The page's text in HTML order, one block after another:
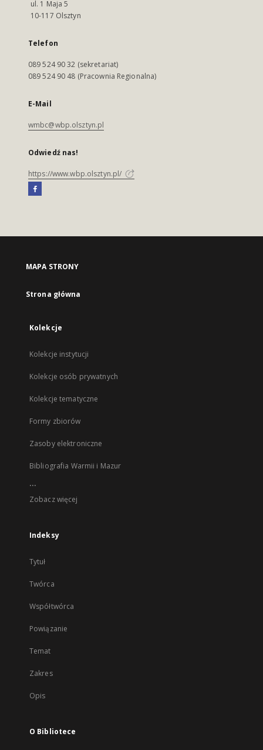
ul. 1 Maja 5
10-117 Olsztyn
Telefon
089 524 90 32 (sekretariat)
089 524 90 48 (Pracownia Regionalna)
E-Mail
wmbc@wbp.olsztyn.pl
Odwiedź nas!
https://www.wbp.olsztyn.pl/
MAPA STRONY
Strona główna
Kolekcje
Kolekcje instytucji
Kolekcje osób prywatnych
Kolekcje tematyczne
Formy zbiorów
Zasoby elektroniczne
Bibliografia Warmii i Mazur
...
Zobacz więcej
Indeksy
Tytuł
Twórca
Współtwórca
Powiązanie
Temat
Zakres
Opis
O Bibliotece